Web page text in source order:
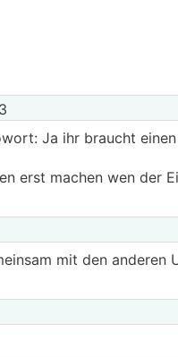
Ja ihr braucht
erst machen wen der
mit den anderen